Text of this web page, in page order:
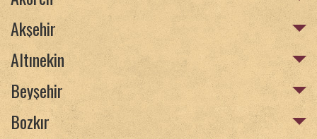
Akşehir
Altınekin
Beyşehir
Bozkır